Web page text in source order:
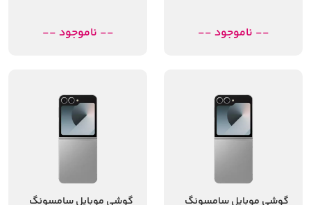
-- ناموجود -- -- ناموجود --
گوشی موبایل سامسونگ
گوشی موبایل سامسونگ